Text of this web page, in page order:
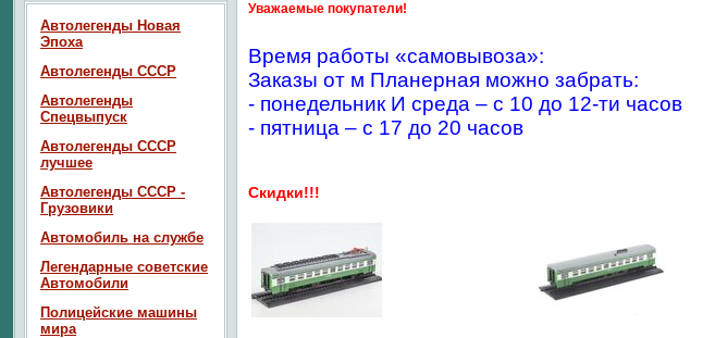
Уважаемые покупатели!
Время работы «самовывоза»:
Заказы от м Планерная можно забрать:
- понедельник И среда – с 10 до 12-ти часов
- пятница – с 17 до 20 часов
Скидки!!!
Автолегенды Новая
Эпоха
Автолегенды СССР
Автолегенды
Спецвыпуск
Автолегенды СССР
лучшее
Автолегенды СССР -
Грузовики
Автомобиль на службе
Легендарные советские
Автомобили
Полицейские машины
мира